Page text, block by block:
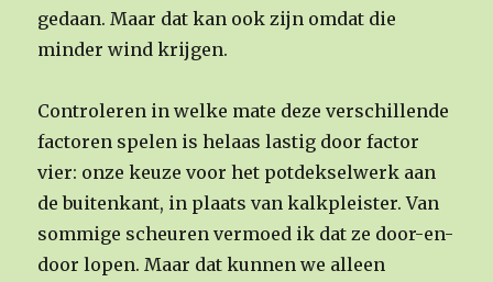
gedaan. Maar dat kan ook zijn omdat die
minder wind krijgen.
Controleren in welke mate deze verschillende
factoren spelen is helaas lastig door factor
vier: onze keuze voor het potdekselwerk aan
de buitenkant, in plaats van kalkpleister. Van
sommige scheuren vermoed ik dat ze door-en-
door lopen. Maar dat kunnen we alleen